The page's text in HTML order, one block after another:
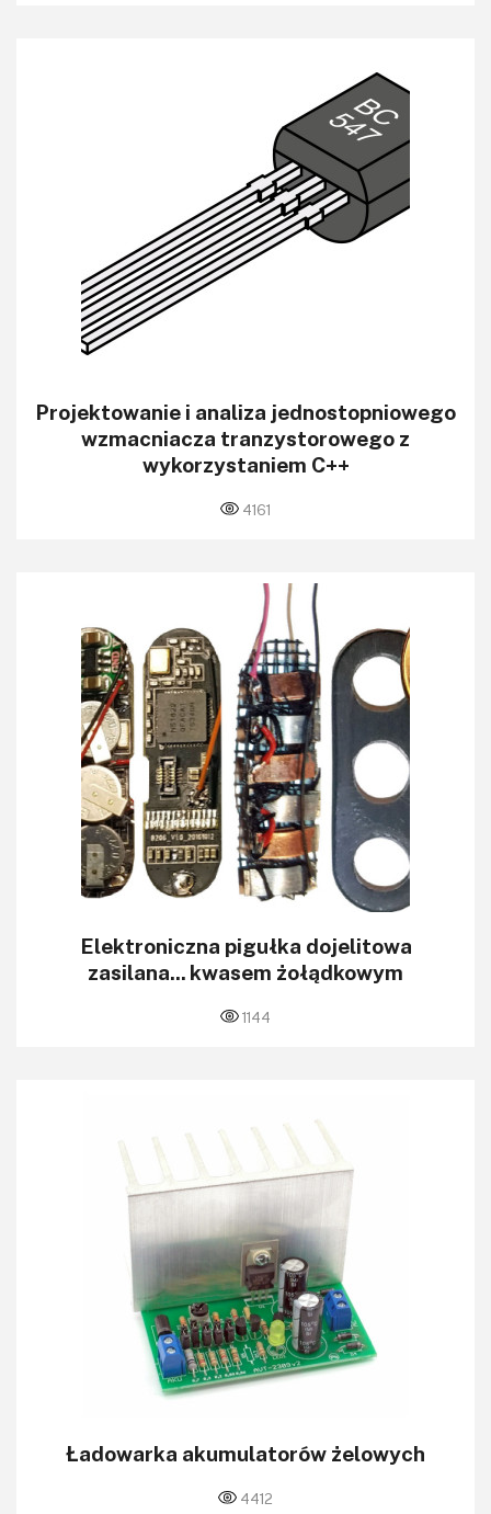
Projektowanie i analiza jednostopniowego
wzmacniacza tranzystorowego z
wykorzystaniem C++
4161
Elektroniczna pigułka dojelitowa
zasilana... kwasem żołądkowym
1144
Ładowarka akumulatorów żelowych
4412